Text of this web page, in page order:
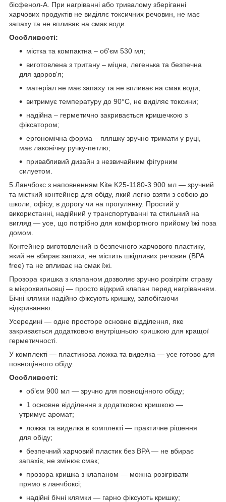
бісфенол-А. При нагріванні або тривалому зберіганні
харчових продуктів не виділяє токсичних речовин, не має
запаху та не впливає на смак води.
Особливості:
містка та компактна – об'єм 530 мл;
виготовлена з тритану – міцна, легенька та безпечна
для здоров'я;
матеріал не має запаху та не впливає на смак води;
витримує температуру до 90°C, не виділяє токсини;
надійна – герметично закривається кришечкою з
фіксатором;
ергономічна форма – пляшку зручно тримати у руці,
має лаконічну ручку-петлю;
привабливий дизайн з незвичайним фігурним
силуетом.
5.Ланчбокс з наповненням Kite K25-1180-3 900 мл — зручний
та місткий контейнер для обіду, який легко взяти з собою до
школи, офісу, в дорогу чи на прогулянку. Простий у
використанні, надійний у транспортуванні та стильний на
вигляд — усе, що потрібно для комфортного прийому їжі поза
домом.
Контейнер виготовлений із безпечного харчового пластику,
який не вбирає запахи, не містить шкідливих речовин (BPA
free) та не впливає на смак їжі.
Прозора кришка з клапаном дозволяє зручно розігріти страву
в мікрохвильовці — просто відкрий клапан перед нагріванням.
Бічні клямки надійно фіксують кришку, запобігаючи
відкриванню.
Усередині — одне просторе основне відділення, яке
закривається додатковою внутрішньою кришкою для кращої
герметичності.
У комплекті — пластикова ложка та виделка — усе готово для
повноцінного обіду.
Особливості:
об’єм 900 мл — зручно для повноцінного обіду;
1 основне відділення з додатковою кришкою —
утримує аромат;
ложка та виделка в комплекті — практичне рішення
для обіду;
безпечний харчовий пластик без BPA — не вбирає
запахів, не змінює смак;
прозора кришка з клапаном — можна розігрівати
прямо в ланчбоксі;
надійні бічні клямки — гарно фіксують кришку;